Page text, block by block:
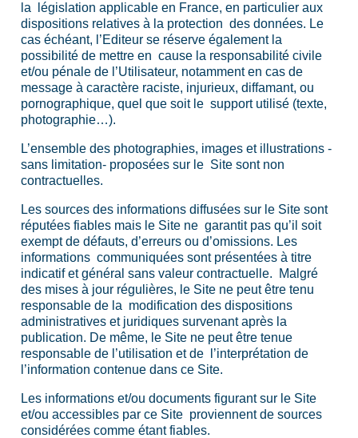
la législation applicable en France, en particulier aux
dispositions relatives à la protection des données. Le
cas échéant, l’Editeur se réserve également la
possibilité de mettre en cause la responsabilité civile
et/ou pénale de l’Utilisateur, notamment en cas de
message à caractère raciste, injurieux, diffamant, ou
pornographique, quel que soit le support utilisé (texte,
photographie…).
L’ensemble des photographies, images et illustrations -
sans limitation- proposées sur le Site sont non
contractuelles.
Les sources des informations diffusées sur le Site sont
réputées fiables mais le Site ne garantit pas qu’il soit
exempt de défauts, d’erreurs ou d’omissions. Les
informations communiquées sont présentées à titre
indicatif et général sans valeur contractuelle. Malgré
des mises à jour régulières, le Site ne peut être tenu
responsable de la modification des dispositions
administratives et juridiques survenant après la
publication. De même, le Site ne peut être tenue
responsable de l’utilisation et de l’interprétation de
l’information contenue dans ce Site.
Les informations et/ou documents figurant sur le Site
et/ou accessibles par ce Site proviennent de sources
considérées comme étant fiables.